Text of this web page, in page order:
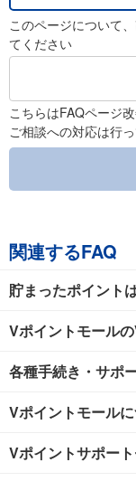
このページについて
てください
こちらはFAQページ
ご相談への対応は行
関連するFAQ
貯まったポイント
Vポイントモール
各種手続き・サポ
Vポイントモール
Vポイントサポー